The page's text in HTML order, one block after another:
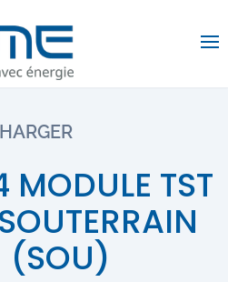
MODULE TST
(SOU)